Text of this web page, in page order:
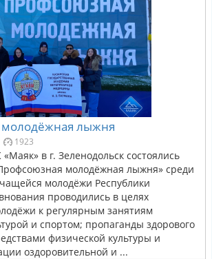
лыжня
1923
в г. Зеленодольск состоялись
молодёжная лыжня» среди
молодёжи Республики
проводились в целях
к регулярным занятиям
и спортом; пропаганды здорового
физической культуры и
оздоровительной и ...